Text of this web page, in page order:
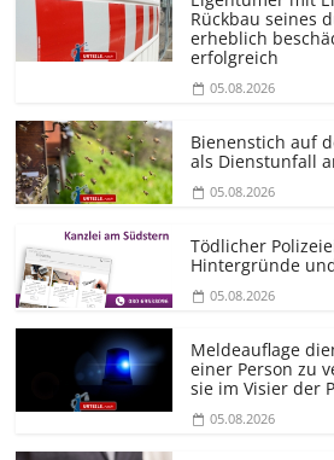
Rückbau seines
erheblich
erfolgreich
05.08.2026
Bienenstich auf
als Dienstunfall
05.08.2026
Tödlicher
Hintergründe
05.08.2026
Meldeauflage
einer Person zu
sie im Visier der
05.08.2026